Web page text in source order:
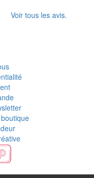
Voir tous les avis.